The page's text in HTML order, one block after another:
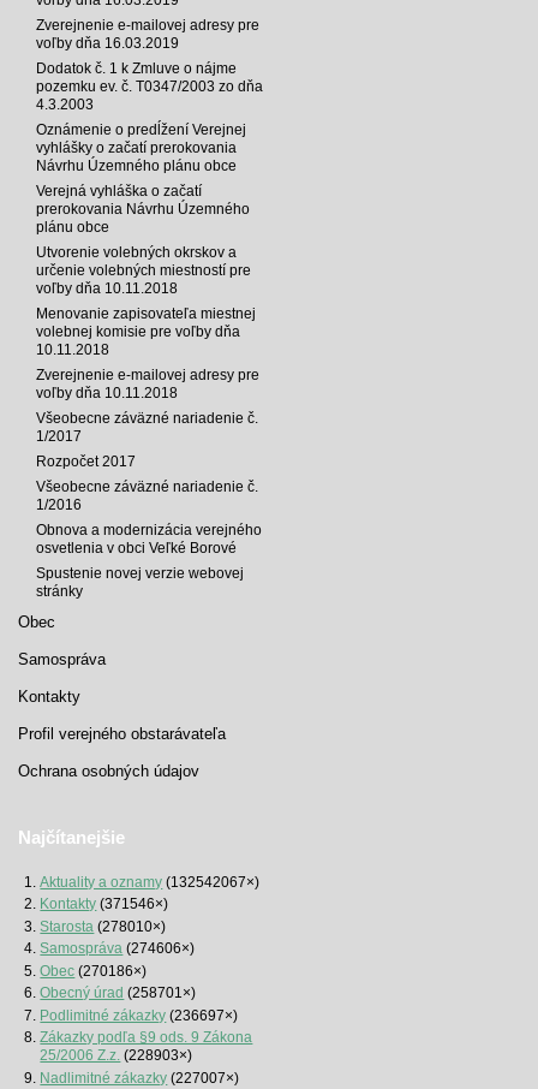
Zverejnenie e-mailovej adresy pre
voľby dňa 16.03.2019
Dodatok č. 1 k Zmluve o nájme
pozemku ev. č. T0347/2003 zo dňa
4.3.2003
Oznámenie o predĺžení Verejnej
vyhlášky o začatí prerokovania
Návrhu Územného plánu obce
Verejná vyhláška o začatí
prerokovania Návrhu Územného
plánu obce
Utvorenie volebných okrskov a
určenie volebných miestností pre
voľby dňa 10.11.2018
Menovanie zapisovateľa miestnej
volebnej komisie pre voľby dňa
10.11.2018
Zverejnenie e-mailovej adresy pre
voľby dňa 10.11.2018
Všeobecne záväzné nariadenie č.
1/2017
Rozpočet 2017
Všeobecne záväzné nariadenie č.
1/2016
Obnova a modernizácia verejného
osvetlenia v obci Veľké Borové
Spustenie novej verzie webovej
stránky
Obec
Samospráva
Kontakty
Profil verejného obstarávateľa
Ochrana osobných údajov
Najčítanejšie
Aktuality a oznamy (132542067×)
Kontakty (371546×)
Starosta (278010×)
Samospráva (274606×)
Obec (270186×)
Obecný úrad (258701×)
Podlimitné zákazky (236697×)
Zákazky podľa §9 ods. 9 Zákona
25/2006 Z.z. (228903×)
Nadlimitné zákazky (227007×)